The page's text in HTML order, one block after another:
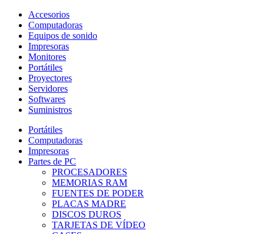
Accesorios
Computadoras
Equipos de sonido
Impresoras
Monitores
Portátiles
Proyectores
Servidores
Softwares
Suministros
Portátiles
Computadoras
Impresoras
Partes de PC
PROCESADORES
MEMORIAS RAM
FUENTES DE PODER
PLACAS MADRE
DISCOS DUROS
TARJETAS DE VÍDEO